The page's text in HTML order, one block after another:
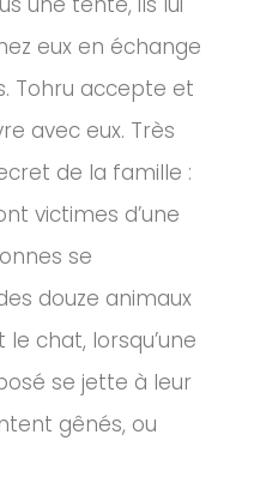
eux en échange
Tohru accepte et
avec eux. Très
de la famille :
victimes d’une
se
douze animaux
le chat, lorsqu’une
se jette à leur
gênés, ou